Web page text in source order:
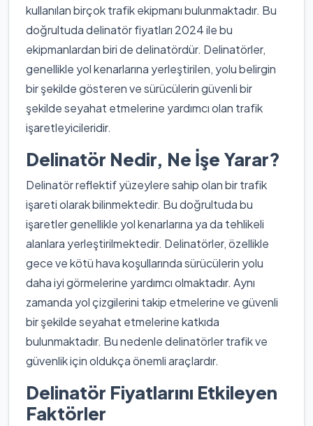
kullanılan birçok trafik ekipmanı bulunmaktadır. Bu
doğrultuda delinatör fiyatları 2024 ile bu
ekipmanlardan biri de delinatördür. Delinatörler,
genellikle yol kenarlarına yerleştirilen, yolu belirgin
bir şekilde gösteren ve sürücülerin güvenli bir
şekilde seyahat etmelerine yardımcı olan trafik
işaretleyicileridir.
Delinatör Nedir, Ne İşe Yarar?
Delinatör reflektif yüzeylere sahip olan bir trafik
işareti olarak bilinmektedir. Bu doğrultuda bu
işaretler genellikle yol kenarlarına ya da tehlikeli
alanlara yerleştirilmektedir. Delinatörler, özellikle
gece ve kötü hava koşullarında sürücülerin yolu
daha iyi görmelerine yardımcı olmaktadır. Aynı
zamanda yol çizgilerini takip etmelerine ve güvenli
bir şekilde seyahat etmelerine katkıda
bulunmaktadır. Bu nedenle delinatörler trafik ve
güvenlik için oldukça önemli araçlardır.
Delinatör Fiyatlarını Etkileyen
Faktörler